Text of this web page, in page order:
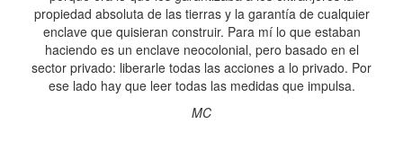
propiedad absoluta de las tierras y la garantía de cualquier
enclave que quisieran construir. Para mí lo que estaban
haciendo es un enclave neocolonial, pero basado en el
sector privado: liberarle todas las acciones a lo privado. Por
ese lado hay que leer todas las medidas que impulsa.
MC